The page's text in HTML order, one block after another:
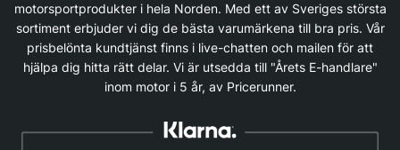
motorsportprodukter i hela Norden. Med ett av Sveriges största
sortiment erbjuder vi dig de bästa varumärkena till bra pris. Vår
prisbelönta kundtjänst finns i live-chatten och mailen för att
hjälpa dig hitta rätt delar. Vi är utsedda till "Årets E-handlare"
inom motor i 5 år, av Pricerunner.